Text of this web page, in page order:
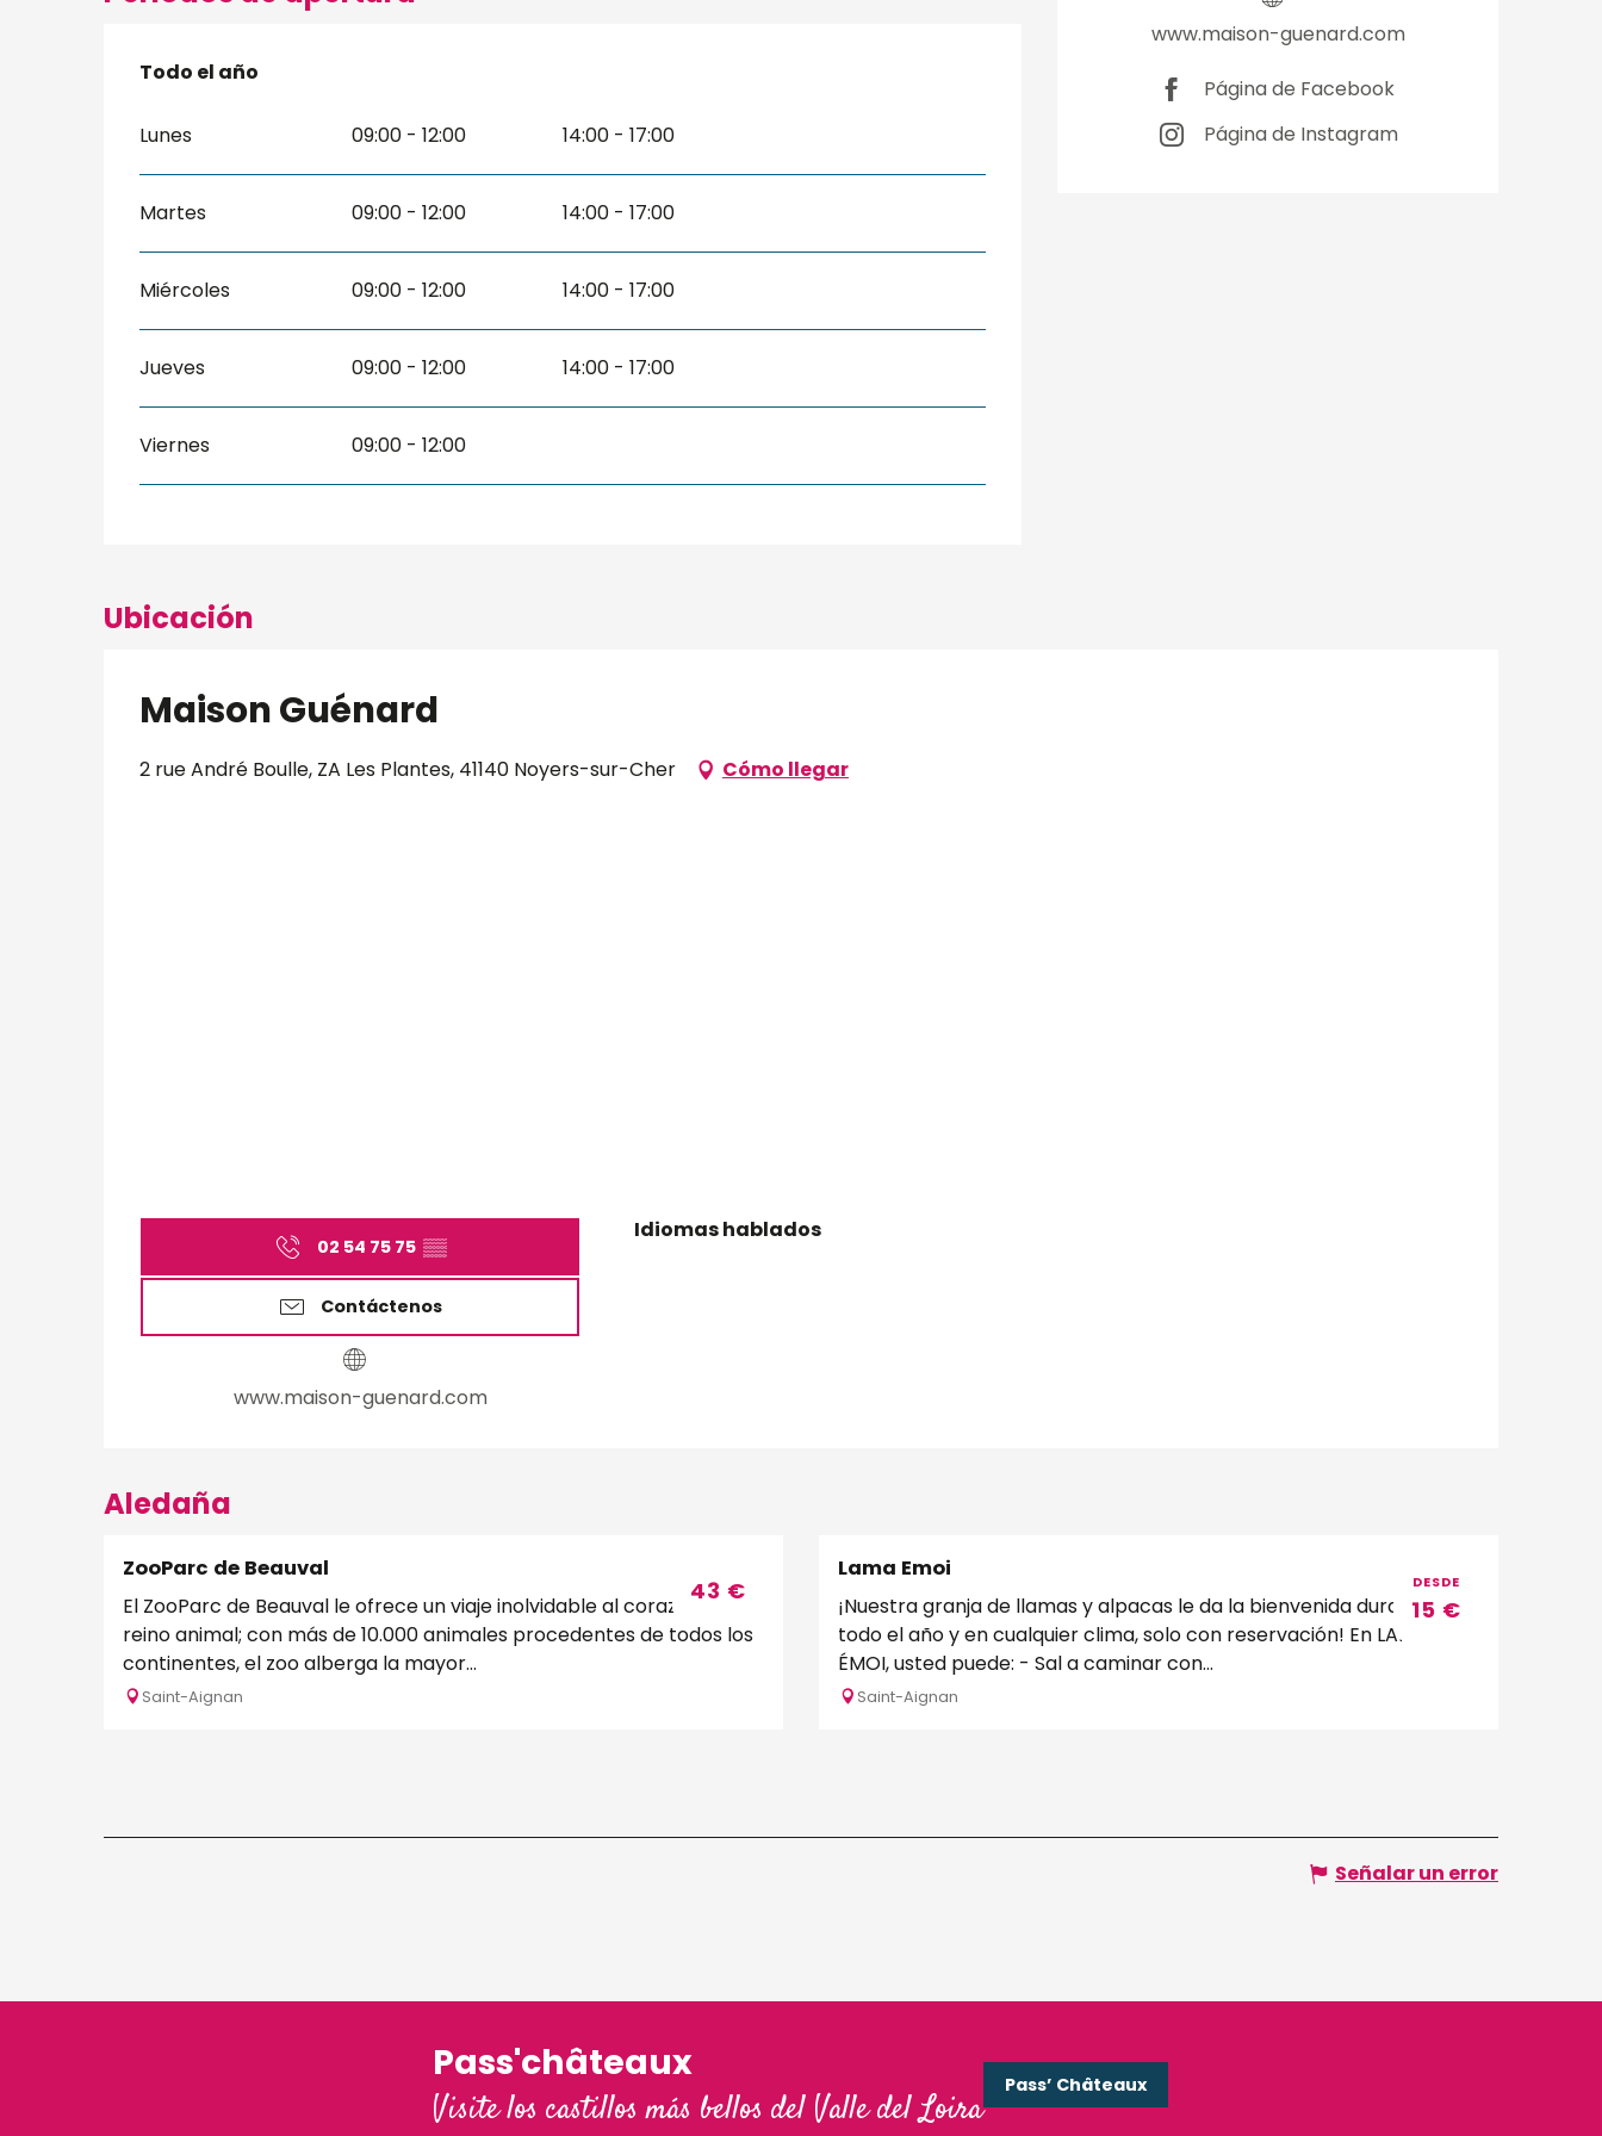
www.maison-guenard.com
Página de Facebook
Página de Instagram
Todo el año
Todo el año
Lunes 09:00 - 12:00 14:00 - 17:00
Martes 09:00 - 12:00 14:00 - 17:00
Miércoles 09:00 - 12:00 14:00 - 17:00
Jueves 09:00 - 12:00 14:00 - 17:00
Viernes 09:00 - 12:00
Ubicación
Maison Guénard
2 rue André Boulle, ZA Les Plantes, 41140 Noyers-sur-Cher Cómo llegar
02 54 75 75 ▒▒
Contáctenos
www.maison-guenard.com
Idiomas hablados
Idiomas hablados
Aledaña
43 €
ZooParc de Beauval
El ZooParc de Beauval le ofrece un viaje inolvidable al corazón del
reino animal; con más de 10.000 animales procedentes de todos los
continentes, el zoo alberga la mayor...
Saint-Aignan
DESDE
15 €
Lama Emoi
¡Nuestra granja de llamas y alpacas le da la bienvenida durante
todo el año y en cualquier clima, solo con reservación! En LAMA
ÉMOI, usted puede: - Sal a caminar con...
Saint-Aignan
Señalar un error
Pass'châteaux
Visite los castillos más bellos del Valle del Loira
Pass’ Châteaux